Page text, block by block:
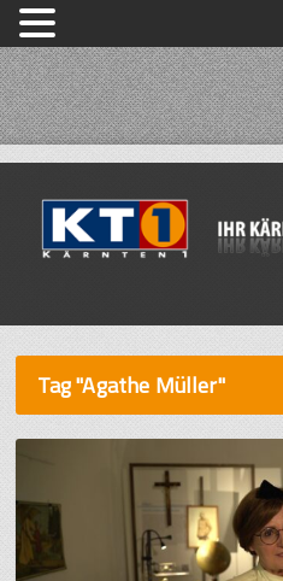
Tag "Agathe Müller"